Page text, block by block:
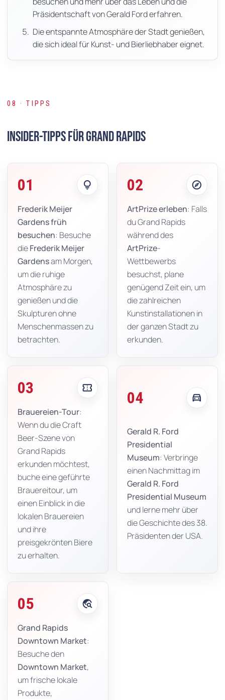
Präsidentschaft von Gerald Ford erfahren.
Die entspannte Atmosphäre der Stadt genießen,
die sich ideal für Kunst- und Bierliebhaber eignet.
08 · TIPPS
Insider-Tipps für Grand Rapids
01 lightbulb
Frederik Meijer
Gardens früh
besuchen: Besuche
dieFrederik Meijer
Gardensam Morgen,
um die ruhige
Atmosphäre zu
genießen und die
Skulpturen ohne
Menschenmassen zu
betrachten.
02 explore
ArtPrize erleben: Falls
du Grand Rapids
während des
ArtPrize-
Wettbewerbs
besuchst, plane
genügend Zeit ein, um
die zahlreichen
Kunstinstallationen in
der ganzen Stadt zu
erkunden.
03 confirmation_number
Brauereien-Tour:
Wenn du die Craft
Beer-Szene von
Grand Rapids
erkunden möchtest,
buche eine geführte
Brauereitour, um
einen Einblick in die
lokalen Brauereien
und ihre
preisgekrönten Biere
zu erhalten.
04 directions_car
Gerald R. Ford
Presidential
Museum: Verbringe
einen Nachmittag im
Gerald R. Ford
Presidential Museum
und lerne mehr über
die Geschichte des 38.
Präsidenten der USA.
05 travel_explore
Grand Rapids
Downtown Market:
Besuche den
Downtown Market,
um frische lokale
Produkte,